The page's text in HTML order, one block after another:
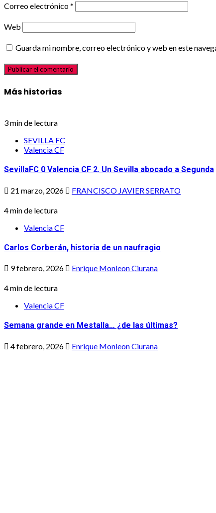
Correo electrónico*
Web
Guarda mi nombre, correo electrónico y web en este
Más historias
3 min de lectura
SEVILLA FC
Valencia CF
SevillaFC 0 Valencia CF 2. Un Sevilla abocado a Segunda
21 marzo, 2026 FRANCISCO JAVIER SERRATO
4 min de lectura
Valencia CF
Carlos Corberán, historia de un naufragio
9 febrero, 2026 Enrique Monleon Ciurana
4 min de lectura
Valencia CF
Semana grande en Mestalla… ¿de las últimas?
4 febrero, 2026 Enrique Monleon Ciurana